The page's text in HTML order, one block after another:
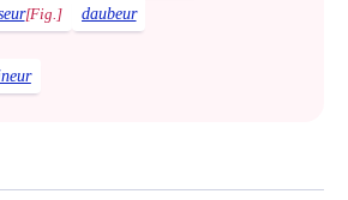
[Fig.] daubeur